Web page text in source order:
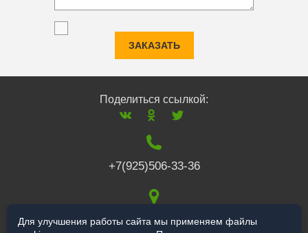
ЗАКАЗАТЬ
Поделиться ссылкой:
+7(925)506-33-36
117519,г. Москва,
Для улучшения работы сайта мы применяем файлы